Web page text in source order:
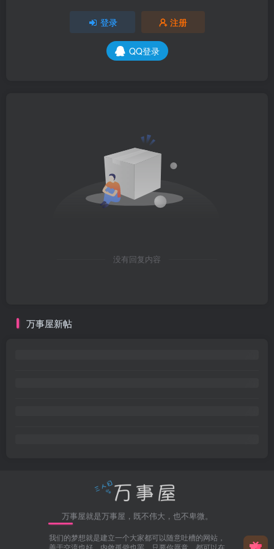
登录 注册
QQ登录
没有回复内容
万事屋新帖
万事屋就是万事屋，既不伟大，也不卑微。
我们的梦想就是建立一个大家都可以随意吐槽的网站，